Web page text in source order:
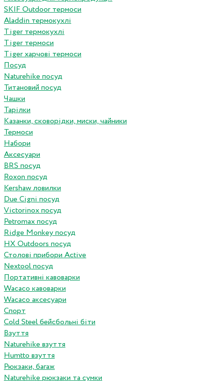
SKIF Outdoor термоси
Aladdin термокухлі
Tiger термокухлі
Tiger термоси
Tiger харчові термоси
Посуд
Naturehike посуд
Титановий посуд
Чашки
Тарілки
Казанки, сковорідки, миски, чайники
Термоси
Набори
Аксесуари
BRS посуд
Roxon посуд
Kershaw ловилки
Due Cigni посуд
Victorinox посуд
Petromax посуд
Ridge Monkey посуд
HX Outdoors посуд
Столові прибори Active
Nextool посуд
Портативні кавоварки
Wacaco кавоварки
Wacaco аксесуари
Спорт
Cold Steel бейсбольні біти
Взуття
Naturehike взуття
Humtto взуття
Рюкзаки, багаж
Naturehike рюкзаки та сумки